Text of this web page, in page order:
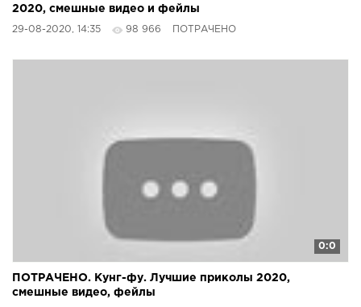
2020, смешные видео и фейлы
29-08-2020, 14:35 98 966 ПОТРАЧЕНО
0:0
ПОТРАЧЕНО. Кунг-фу. Лучшие приколы 2020,
смешные видео, фейлы